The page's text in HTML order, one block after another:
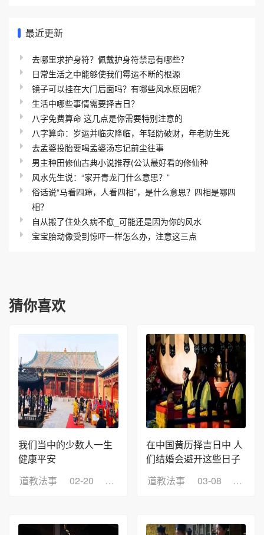
最近更新
去哪里求护身符？佩戴护身符禁忌有哪些？
日常生活之中能够使我们霉运不断的根源
镜子可以挂在大门后面吗？有哪些风水原因呢？
生活中哪些事情需要择吉日？
八字免费算命 这几点是你需要特别注意的
八字算命：岁运并临灾降临，年轻防破财，年老防生死
去孟婆投胎要喝孟婆汤忘记前尘往事
男主种田修仙古典小说推荐(公认最好看的修仙种
风水先生说：“家开青龙门什么意思？”
俗话说“马看四蹄，人看四相”，是什么意思？四相是哪四
相？
自从搬了住处久病不愈_可能还是因为你的风水
宝宝胎动像受到惊吓一样怎么办，注意这三点
猜你喜欢
我们当中的少数人一生
健康平安
道教法事
02-20 浏览：10
在中国黄历择吉日中 人
们结婚会避开这些日子
道教法事
03-08 浏览